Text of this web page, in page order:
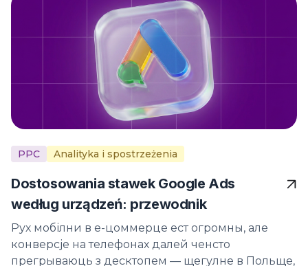
PPC Analityka i spostrzeżenia
Dostosowania stawek Google Ads
według urządzeń: przewodnik
Рух мобілни в е-цоммерце ест огромны, але
конверсје на телефонах далей ченсто
прегрываюць з десктопем — щегулне в Польще,